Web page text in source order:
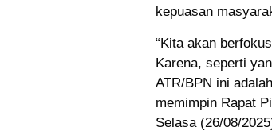
kepuasan
“Kita akan
Karena, seperti
ATR/BPN ini
memimpin Rapat
Selasa (26/08/